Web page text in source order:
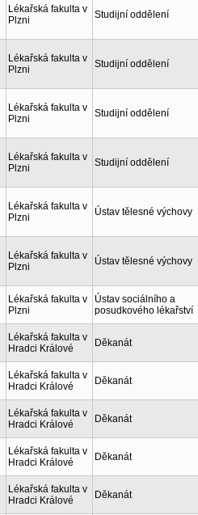
Lékařská fakulta v
Plzni
Studijní oddělení
Lékařská fakulta v
Plzni
Studijní oddělení
Lékařská fakulta v
Plzni
Studijní oddělení
Lékařská fakulta v
Plzni
Studijní oddělení
Lékařská fakulta v
Plzni
Ústav tělesné výchovy
Lékařská fakulta v
Plzni
Ústav tělesné výchovy
Lékařská fakulta v
Plzni
Ústav sociálního a
posudkového lékařství
Lékařská fakulta v
Hradci Králové
Děkanát
Lékařská fakulta v
Hradci Králové
Děkanát
Lékařská fakulta v
Hradci Králové
Děkanát
Lékařská fakulta v
Hradci Králové
Děkanát
Lékařská fakulta v
Hradci Králové
Děkanát